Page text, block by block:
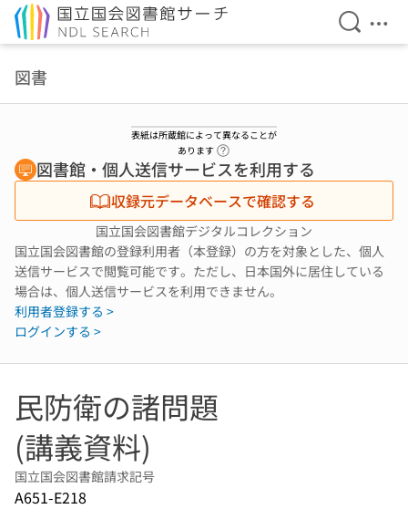
検索を
メ
図書
表紙は所蔵館によって異なることが
あります
図書館・個人送信サービスを利用する
収録元データベースで確認する
国立国会図書館デジタルコレクション
国立国会図書館の登録利用者（本登録）の方を対象とした、個人
送信サービスで閲覧可能です。ただし、日本国外に居住している
場合は、個人送信サービスを利用できません。
利用者登録する >
ログインする >
民防衛の諸問題
(講義資料)
国立国会図書館請求記号
A651-E218